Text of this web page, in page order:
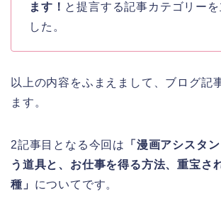
ます！ と提言する記事カテゴリーを
した。
以上の内容をふまえまして、ブログ記
ます。
2記事目となる今回は
「漫画アシスタ
う道具と、お仕事を得る方法、重宝さ
種」 についてです。